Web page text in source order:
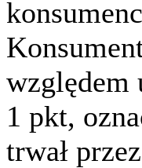
względem
1 pkt,
trwał